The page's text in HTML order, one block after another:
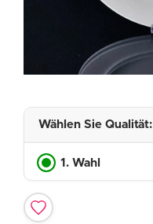
Wählen Sie Qualität:
1. Wahl